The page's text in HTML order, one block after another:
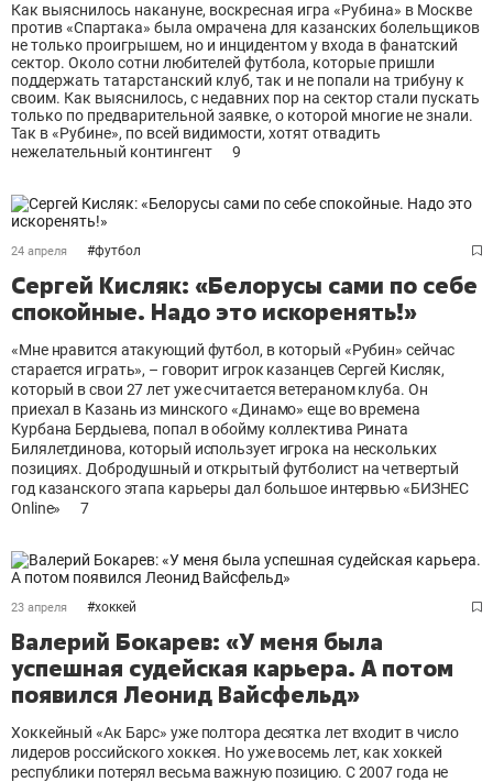
Как выяснилось накануне, воскресная игра «Рубина» в Москве
против «Спартака» была омрачена для казанских болельщиков
не только проигрышем, но и инцидентом у входа в фанатский
сектор. Около сотни любителей футбола, которые пришли
поддержать татарстанский клуб, так и не попали на трибуну к
своим. Как выяснилось, с недавних пор на сектор стали пускать
только по предварительной заявке, о которой многие не знали.
Так в «Рубине», по всей видимости, хотят отвадить
нежелательный контингент
9
24 апреля #футбол
Сергей Кисляк: «Белорусы сами по себе
спокойные. Надо это искоренять!»
«Мне нравится атакующий футбол, в который «Рубин» сейчас
старается играть», – говорит игрок казанцев Сергей Кисляк,
который в свои 27 лет уже считается ветераном клуба. Он
приехал в Казань из минского «Динамо» еще во времена
Курбана Бердыева, попал в обойму коллектива Рината
Билялетдинова, который использует игрока на нескольких
позициях. Добродушный и открытый футболист на четвертый
год казанского этапа карьеры дал большое интервью «БИЗНЕС
Online»
7
23 апреля #хоккей
Валерий Бокарев: «У меня была
успешная судейская карьера. А потом
появился Леонид Вайсфельд»
Хоккейный «Ак Барс» уже полтора десятка лет входит в число
лидеров российского хоккея. Но уже восемь лет, как хоккей
республики потерял весьма важную позицию. С 2007 года не